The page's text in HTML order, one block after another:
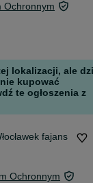
Ochronnym
lokalizacji, ale
kupować
te ogłoszenia z
fajans
Ochronnym